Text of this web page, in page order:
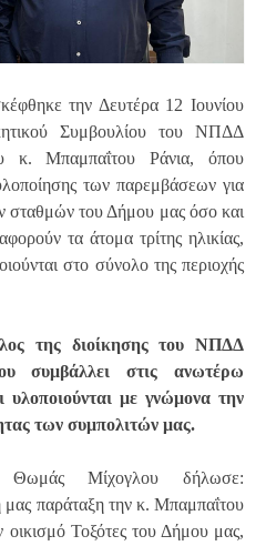
την Δευτέρα 12 Ιουνίου
Συμβουλίου του ΝΠΔΔ
Μπαμπαΐτου Ράνια, όπου
των παρεμβάσεων για
σταθμών του Δήμου μας όσο και
τα άτομα τρίτης ηλικίας,
στο σύνολο της περιοχής
της διοίκησης του ΝΠΔΔ
συμβάλλει στις ανωτέρω
υλοποιούνται με γνώμονα την
των συμπολιτών μας.
Μίχογλου δήλωσε:
παράταξη την κ. Μπαμπαΐτου
οικισμό Τοξότες του Δήμου μας,